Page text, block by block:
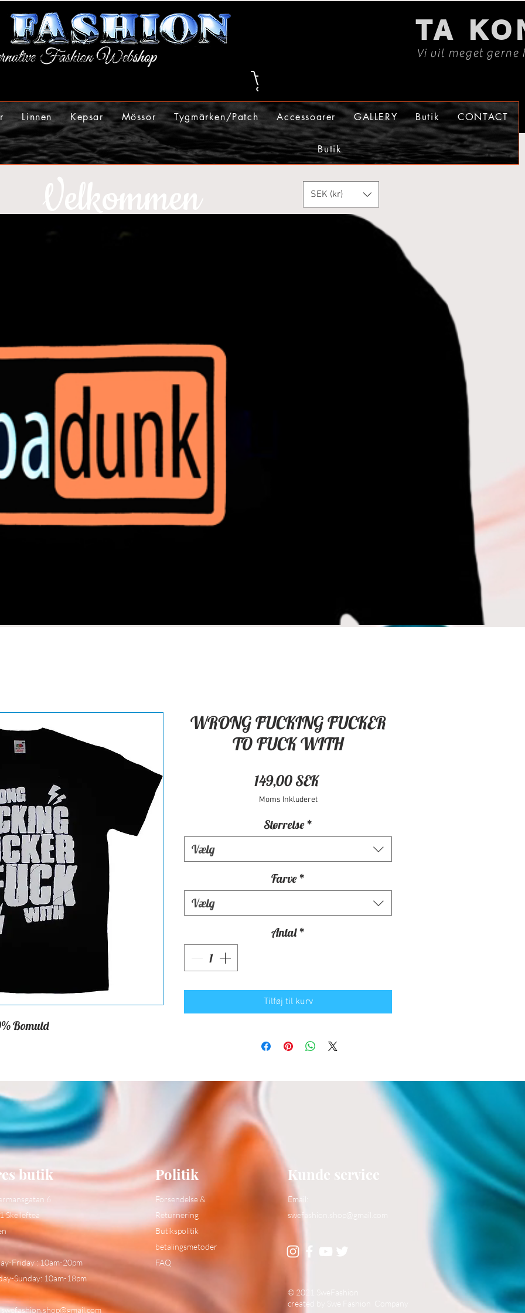
TA
Vi vil meget gerne
Linnen Kepsar Mössor Tygmärken/Patch Accessoarer GALLERY Butik CONTACT
Butik
SEK (kr)
Bomuld
WRONG FUCKING FUCKER
TO FUCK WITH
149,00 SEKPris
Moms Inkluderet
Størrelse *
Vælg
Farve *
Vælg
Antal *
Tilføj til kurv
butik
6
Skelleftea
Friday : 10am-20pm
Sunday: 10am-18pm
swefashion.shop@gmail.com
Politik
Forsendelse &
Returnering
Butikspolitik
betalingsmetoder
FAQ
Kunde service
Email:
swefashion.shop@gmail.com
© 2021 SweFashion
created by Swe Fashion Company